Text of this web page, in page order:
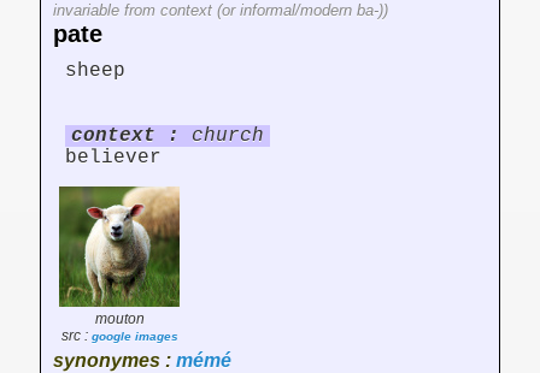
invariable from context (or informal/modern ba-))
pate
sheep
context :
church
believer
mouton
src : google images
synonymes : mémé